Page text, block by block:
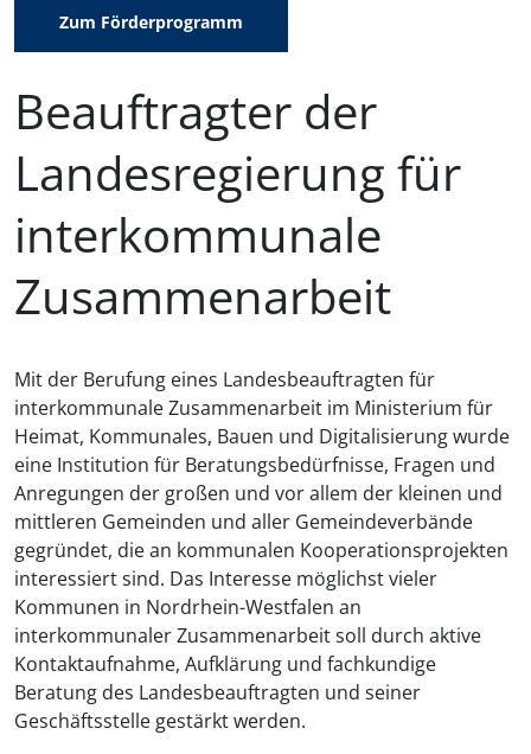
Zum Förderprogramm
Beauftragter der
Landesregierung für
interkommunale
Zusammenarbeit
Mit der Berufung eines Landesbeauftragten für
interkommunale Zusammenarbeit im Ministerium für
Heimat, Kommunales, Bauen und Digitalisierung wurde
eine Institution für Beratungsbedürfnisse, Fragen und
Anregungen der großen und vor allem der kleinen und
mittleren Gemeinden und aller Gemeindeverbände
gegründet, die an kommunalen Kooperationsprojekten
interessiert sind. Das Interesse möglichst vieler
Kommunen in Nordrhein-Westfalen an
interkommunaler Zusammenarbeit soll durch aktive
Kontaktaufnahme, Aufklärung und fachkundige
Beratung des Landesbeauftragten und seiner
Geschäftsstelle gestärkt werden.